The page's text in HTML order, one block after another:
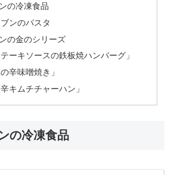
の冷凍食品
ンのパスタ
の金のシリーズ
ーキソースの鉄板焼ハンバーグ」
辛味噌焼き」
キムチチャーハン」
の冷凍食品